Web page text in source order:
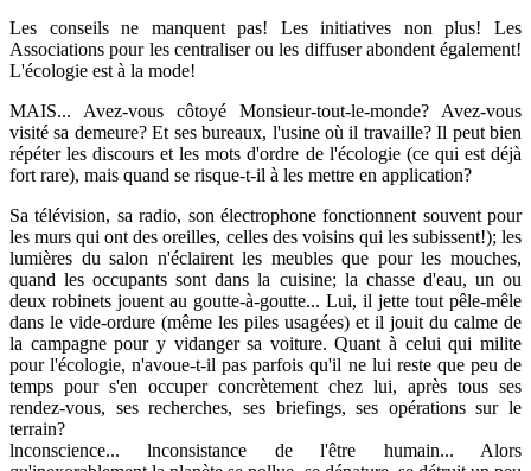
Les conseils ne manquent pas! Les initiatives non plus! Les
Associations pour les centraliser ou les diffuser abondent également!
L'écologie est à la mode!
MAIS... Avez-vous côtoyé Monsieur-tout-le-monde? Avez-vous
visité sa demeure? Et ses bureaux, l'usine où il travaille? Il peut bien
répéter les discours et les mots d'ordre de l'écologie (ce qui est déjà
fort rare), mais quand se risque-t-il à les mettre en application?
Sa télévision, sa radio, son électrophone fonctionnent souvent pour
les murs qui ont des oreilles, celles des voisins qui les subissent!); les
lumières du salon n'éclairent les meubles que pour les mouches,
quand les occupants sont dans la cuisine; la chasse d'eau, un ou
deux robinets jouent au goutte-à-goutte... Lui, il jette tout pêle-mêle
dans le vide-ordure (même les piles usagées) et il jouit du calme de
la campagne pour y vidanger sa voiture. Quant à celui qui milite
pour l'écologie, n'avoue-t-il pas parfois qu'il ne lui reste que peu de
temps pour s'en occuper concrètement chez lui, après tous ses
rendez-vous, ses recherches, ses briefings, ses opérations sur le
terrain?
lnconscience... lnconsistance de l'être humain... Alors